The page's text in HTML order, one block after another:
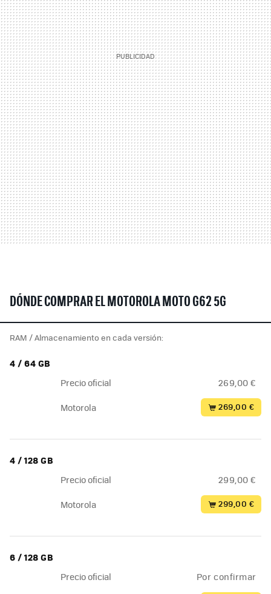
DÓNDE COMPRAR EL MOTOROLA MOTO G62 5G
RAM / Almacenamiento en cada versión:
4 / 64 GB
Precio oficial 269,00 €
Motorola 269,00 €
4 / 128 GB
Precio oficial 299,00 €
Motorola 299,00 €
6 / 128 GB
Precio oficial Por confirmar